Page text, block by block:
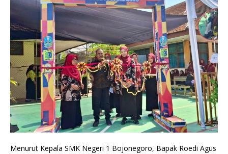
Menurut Kepala SMK Negeri 1 Bojonegoro, Bapak Roedi Agus